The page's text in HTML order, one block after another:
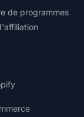
de programmes